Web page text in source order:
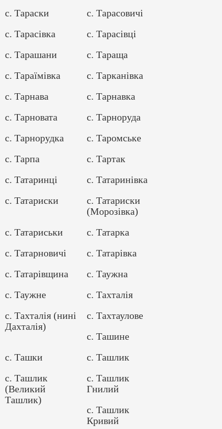
с. Тараски
с. Тарасовичі
с. Тарасівка
с. Тарасівці
с. Тарашани
с. Тараща
с. Тараїмівка
с. Тарканівка
с. Тарнава
с. Тарнавка
с. Тарновата
с. Тарноруда
с. Тарнорудка
с. Таромське
с. Тарпа
с. Тартак
с. Татаринці
с. Татаринівка
с. Татариски
с. Татариски
(Морозівка)
с. Татариськи
с. Татарка
с. Татарновичі
с. Татарівка
с. Татарівщина
с. Таужна
с. Таужне
с. Тахталія
с. Тахталія (нині
Дахталія)
с. Тахтаулове
с. Ташине
с. Ташки
с. Ташлик
с. Ташлик
(Великий
Ташлик)
с. Ташлик
Гнилий
с. Ташлик
Кривий